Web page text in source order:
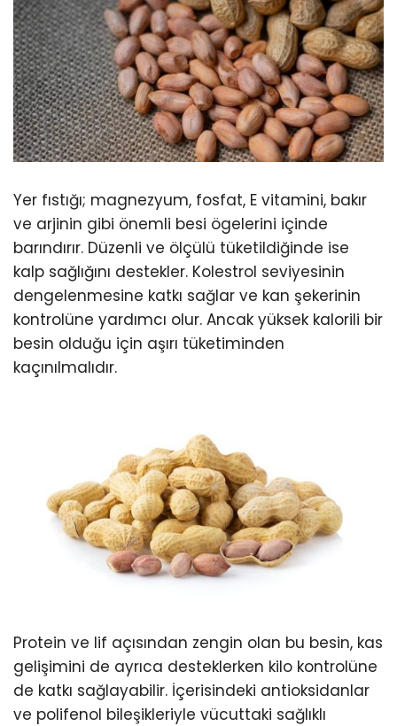
Yer fıstığı; magnezyum, fosfat, E vitamini, bakır
ve arjinin gibi önemli besi ögelerini içinde
barındırır. Düzenli ve ölçülü tüketildiğinde ise
kalp sağlığını destekler. Kolestrol seviyesinin
dengelenmesine katkı sağlar ve kan şekerinin
kontrolüne yardımcı olur. Ancak yüksek kalorili bir
besin olduğu için aşırı tüketiminden
kaçınılmalıdır.
Protein ve lif açısından zengin olan bu besin, kas
gelişimini de ayrıca desteklerken kilo kontrolüne
de katkı sağlayabilir. İçerisindeki antioksidanlar
ve polifenol bileşikleriyle vücuttaki sağlıklı